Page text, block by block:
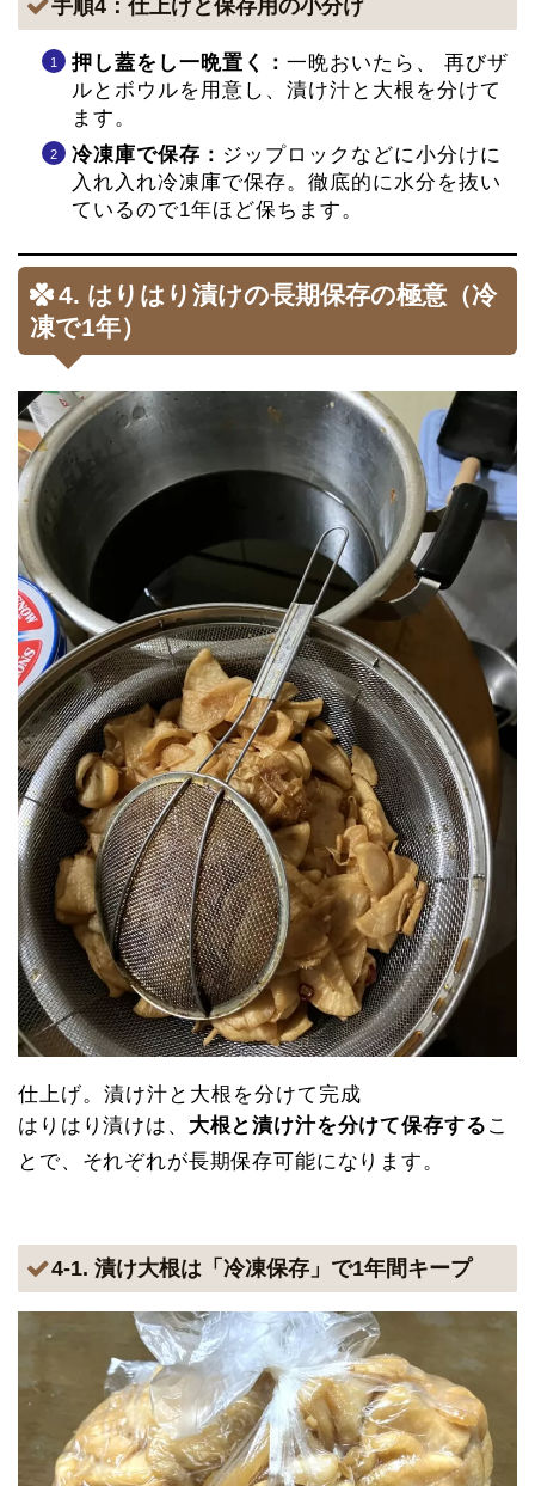
手順4：仕上げと保存用の小分け
押し蓋をし一晩置く： 一晩おいたら、 再びザ
ルとボウルを用意し、漬け汁と大根を分けて
ます。
冷凍庫で保存： ジップロックなどに小分けに
入れ入れ冷凍庫で保存。徹底的に水分を抜い
ているので1年ほど保ちます。
4. はりはり漬けの長期保存の極意（冷
凍で1年）
仕上げ。漬け汁と大根を分けて完成
はりはり漬けは、 大根と漬け汁を分けて保存する こ
とで、それぞれが長期保存可能になります。
4-1. 漬け大根は「冷凍保存」で1年間キープ